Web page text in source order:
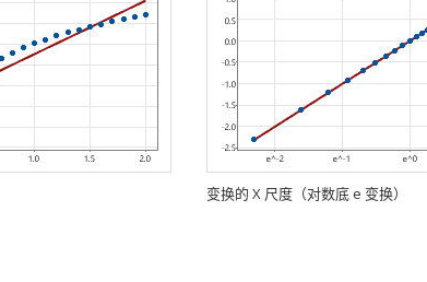
变换的 X 尺度（对数底 e 变换）